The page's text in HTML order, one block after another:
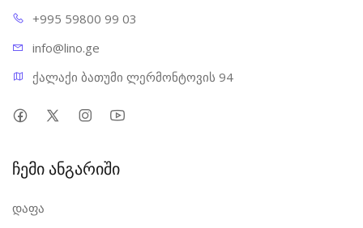
+995 59800 99 03
info@lino.ge
ქალაქი ბათუმი ლერმონტოვის 94
ჩემი ანგარიში
დაფა